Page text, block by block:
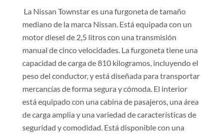
La Nissan Townstar es una furgoneta de tamaño
mediano de la marca Nissan. Está equipada con un
motor diesel de 2,5 litros con una transmisión
manual de cinco velocidades. La furgoneta tiene una
capacidad de carga de 810 kilogramos, incluyendo el
peso del conductor, y está diseñada para transportar
mercancías de forma segura y cómoda. El interior
está equipado con una cabina de pasajeros, una área
de carga amplia y una variedad de características de
seguridad y comodidad. Está disponible con una